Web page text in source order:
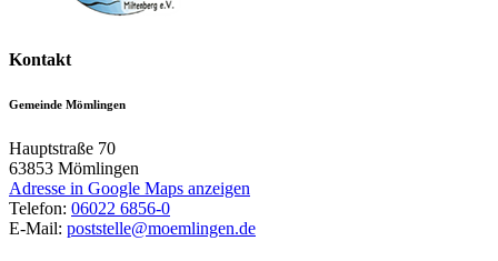
Kontakt
Gemeinde Mömlingen
Hauptstraße 70
63853 Mömlingen
Adresse in Google Maps anzeigen
Telefon: 06022 6856-0
E-Mail: poststelle@moemlingen.de